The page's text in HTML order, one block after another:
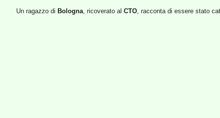
Un ragazzo di Bologna, ricoverato al CTO, racconta di essere stato